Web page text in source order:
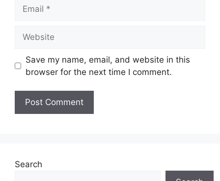
Save my name, email, and website in this
browser for the next time I comment.
Search